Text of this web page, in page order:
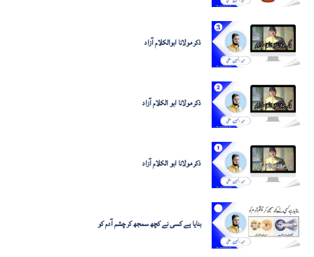
ذکر مولانا ابوالکلام آزاد
ذکر مولانا ابو الکلام آزاد
ذکر مولانا ابو الکلام آزاد
بنایا ہے کسی نے کچھ سمجھ کر چشم آدم کو